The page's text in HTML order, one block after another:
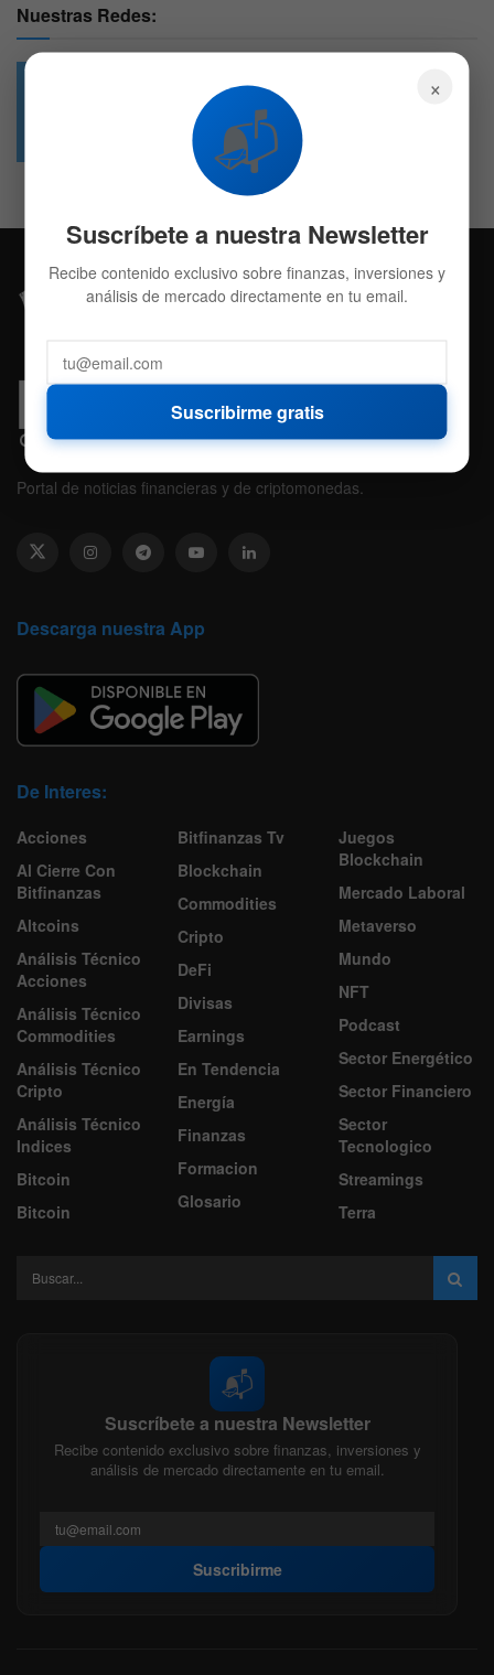
Nuestras Redes:
4.7k
Followers
Portal de noticias financieras y de criptomonedas.
Descarga nuestra App
De Interes:
Acciones
Al Cierre Con
Bitfinanzas
Altcoins
Análisis Técnico
Acciones
Análisis Técnico
Commodities
Análisis Técnico
Cripto
Análisis Técnico
Indices
Bitcoin
Bitcoin
Bitfinanzas Tv
Blockchain
Commodities
Cripto
DeFi
Divisas
Earnings
En Tendencia
Energía
Finanzas
Formacion
Glosario
Juegos
Blockchain
Mercado Laboral
Metaverso
Mundo
NFT
Podcast
Sector Energético
Sector Financiero
Sector
Tecnologico
Streamings
Terra
📬
Suscríbete a nuestra Newsletter
Recibe contenido exclusivo sobre finanzas, inversiones y
análisis de mercado directamente en tu email.
Suscribirme
×
📬
Suscríbete a nuestra Newsletter
Recibe contenido exclusivo sobre finanzas, inversiones y
análisis de mercado directamente en tu email.
Suscribirme gratis